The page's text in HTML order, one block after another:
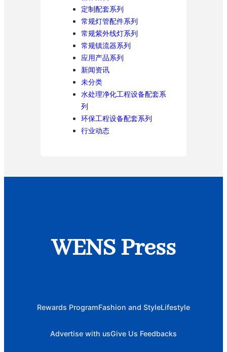
定制配套系列
常规灯管配件系列
常规紫外线灯系列
常规镇流器系列
应用产品系列
新闻资讯
未分类
水处理净化工程设备配套系
列
环保工程设备配套系列
行业动态
WENS Press
Rewards ProgramFashion and StyleLifestyle
Advertise with usGive Us Feedbacks